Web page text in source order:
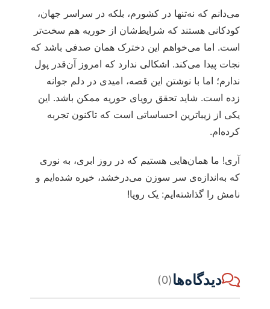
می‌دانم که نه‌تنها در کشورم، بلکه در سراسر جهان،
کودکانی هستند که شرایط‌شان از حوریه هم سخت‌تر
است. اما می‌خواهم این دخترک همان صدفی باشد که
نجات پیدا می‌کند. اشکالی ندارد که امروز آن‌قدر پول
ندارم؛ اما با نوشتن این قصه، امیدی در دلم جوانه
زده است. شاید تحقق رویای حوریه ممکن باشد. این
یکی از زیباترین احساساتی است که تاکنون تجربه
کرده‌ام.
آری! ما همان‌هایی هستیم که در روز ابری، به نوری
که به‌اندازه‌ی سر سوزن می‌درخشد، خیره شده‌ایم و
نامش را گذاشته‌ایم: یک رویا!
دیدگاه‌ها(0)